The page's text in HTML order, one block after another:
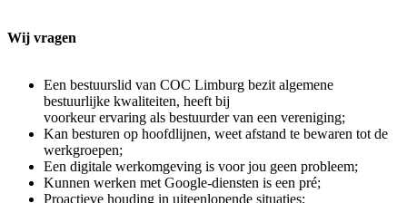
Wij vragen
Een bestuurslid van COC Limburg bezit algemene
bestuurlijke kwaliteiten, heeft bij
voorkeur ervaring als bestuurder van een vereniging;
Kan besturen op hoofdlijnen, weet afstand te bewaren tot de
werkgroepen;
Een digitale werkomgeving is voor jou geen probleem;
Kunnen werken met Google-diensten is een pré;
Proactieve houding in uiteenlopende situaties;